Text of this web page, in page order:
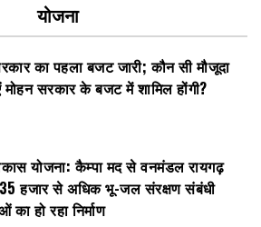
योजना
का पहला बजट जारी; कौन सी मौजूदा
मोहन सरकार के बजट में शामिल होंगी?
योजना: कैम्पा मद से वनमंडल रायगढ़
हजार से अधिक भू-जल संरक्षण संबंधी
हो रहा निर्माण